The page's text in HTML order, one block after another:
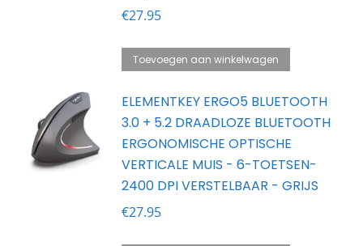
€27.95
Toevoegen aan winkelwagen
ELEMENTKEY ERGO5 BLUETOOTH
3.0 + 5.2 DRAADLOZE BLUETOOTH
ERGONOMISCHE OPTISCHE
VERTICALE MUIS - 6-TOETSEN-
2400 DPI VERSTELBAAR - GRIJS
€27.95